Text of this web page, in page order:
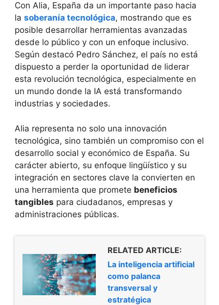
Con Alia, España da un importante paso hacia
la soberanía tecnológica, mostrando que es
posible desarrollar herramientas avanzadas
desde lo público y con un enfoque inclusivo.
Según destacó Pedro Sánchez, el país no está
dispuesto a perder la oportunidad de liderar
esta revolución tecnológica, especialmente en
un mundo donde la IA está transformando
industrias y sociedades.
Alia representa no solo una innovación
tecnológica, sino también un compromiso con el
desarrollo social y económico de España. Su
carácter abierto, su enfoque lingüístico y su
integración en sectores clave la convierten en
una herramienta que promete beneficios
tangibles para ciudadanos, empresas y
administraciones públicas.
RELATED ARTICLE:
La inteligencia artificial
como palanca
transversal y
estratégica